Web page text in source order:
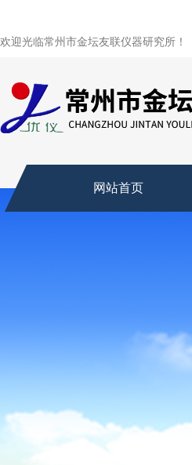
欢迎光临常州市金坛友联仪器研究所！
网站首页